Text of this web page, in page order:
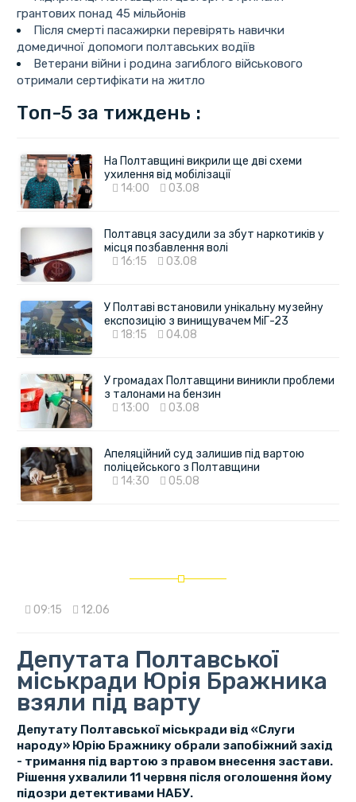
грантових понад 45 мільйонів
Після смерті пасажирки перевірять навички
домедичної допомоги полтавських водіїв
Ветерани війни і родина загиблого військового
отримали сертифікати на житло
Топ-5 за тиждень :
На Полтавщині викрили ще дві схеми
ухилення від мобілізації
14:00
03.08
Полтавця засудили за збут наркотиків у
місця позбавлення волі
16:15
03.08
У Полтаві встановили унікальну музейну
експозицію з винищувачем МіГ-23
18:15
04.08
У громадах Полтавщини виникли проблеми
з талонами на бензин
13:00
03.08
Апеляційний суд залишив під вартою
поліцейського з Полтавщини
14:30
05.08
09:15 12.06
Депутата Полтавської
міськради Юрія Бражника
взяли під варту
Депутату Полтавської міськради від «Слуги
народу» Юрію Бражнику обрали запобіжний захід
- тримання під вартою з правом внесення застави.
Рішення ухвалили 11 червня після оголошення йому
підозри детективами НАБУ.